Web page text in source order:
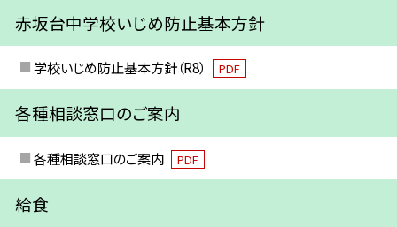
赤坂台中学校いじめ防止基本方針
学校いじめ防止基本方針（R8） PDF
各種相談窓口のご案内
各種相談窓口のご案内 PDF
給食